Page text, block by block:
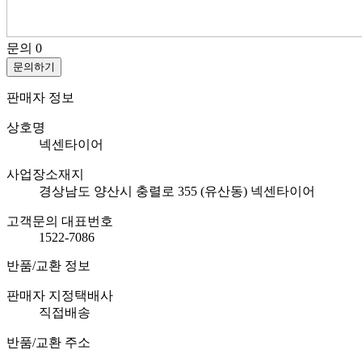
문의 0
문의하기
판매자 정보
상호명
넥센타이어
사업장소재지
경상남도 양산시 충렬로 355 (유산동) 넥센타이어
고객문의 대표번호
1522-7086
반품/교환 정보
판매자 지정택배사
직접배송
반품/교환 주소